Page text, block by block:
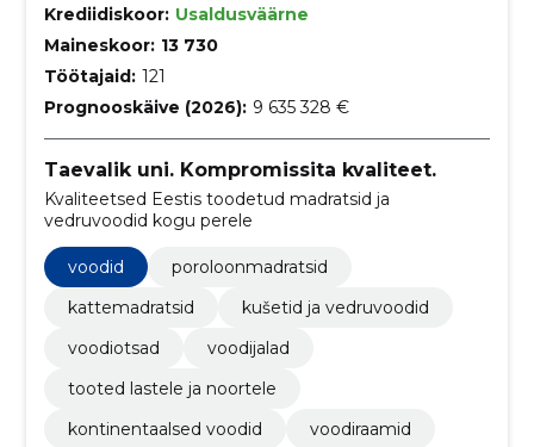
Krediidiskoor: Usaldusväärne
Maineskoor: 13 730
Töötajaid: 121
Prognooskäive (2026): 9 635 328 €
Taevalik uni. Kompromissita kvaliteet.
Kvaliteetsed Eestis toodetud madratsid ja
vedruvoodid kogu perele
voodid
poroloonmadratsid
kattemadratsid
kušetid ja vedruvoodid
voodiotsad
voodijalad
tooted lastele ja noortele
kontinentaalsed voodid
voodiraamid